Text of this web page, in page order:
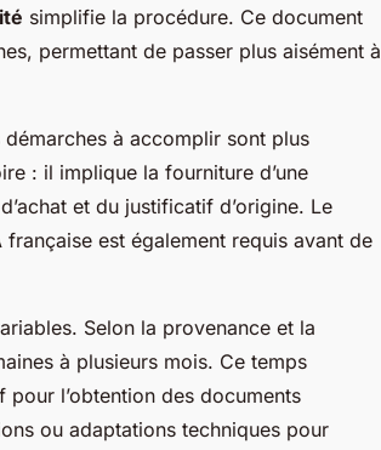
simplifie la procédure. Ce document
permettant de passer plus aisément à
à accomplir sont plus
: il implique la fourniture d’une
et du justificatif d’origine. Le
française est également requis avant de
Selon la provenance et la
à plusieurs mois. Ce temps
l’obtention des documents
ou adaptations techniques pour